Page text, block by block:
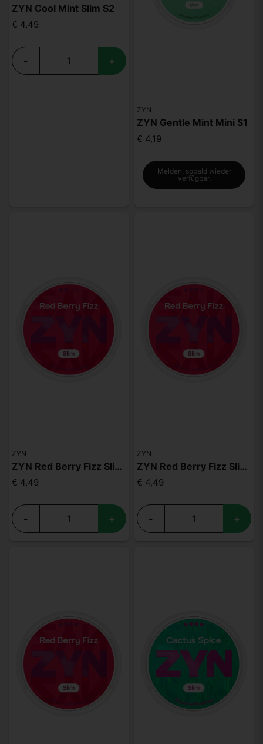
ZYN Cool Mint Slim S2
€ 4,49
- +
ZYN
ZYN Gentle Mint Mini S1
€ 4,19
Melden, sobald wieder
verfügbar.
ZYN
ZYN Red Berry Fizz Slim S2
€ 4,49
- +
ZYN
ZYN Red Berry Fizz Slim S3
€ 4,49
- +